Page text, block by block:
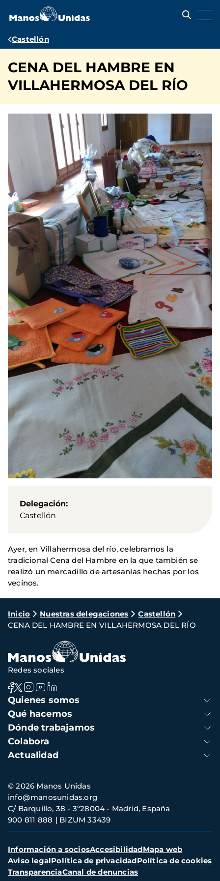
contenido
Ruta
navegación
Castellón
CENA DEL HAMBRE EN
VILLAHERMOSA DEL RÍO
Delegación
Castellón
Ayer, en Villahermosa del río, celebramos la
tradicional Cena del Hambre en la que también se
realizó un mercadillo de artesanías hechas por los
vecinos.
Ruta
de
navegación
Inicio Nuestras delegaciones
Castellón
CENA DEL HAMBRE EN VILLAHERMOSA DEL RÍO
Navegación
principal
Quienes somos
Qué hacemos
Dónde trabajamos
Colabora
Actualidad
Redes sociales
Información
de
contacto
© 2026 Manos Unidas
C/ Barquillo, 38 - 3º28004 - Madrid, España
900 811 888
BIZUM 33439
info@manosunidas.org
Menú
secundario
Información a sociosAccesibilidadMapa web
Aviso legalPolítica de privacidadPolítica de cookies
TransparenciaCanal de denuncias